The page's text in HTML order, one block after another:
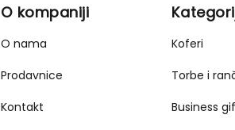
O kompaniji
O nama
Prodavnice
Kontakt
Koferi
Torbe i
Business